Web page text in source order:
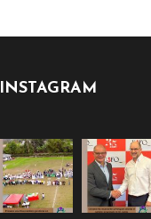
INSTAGRAM